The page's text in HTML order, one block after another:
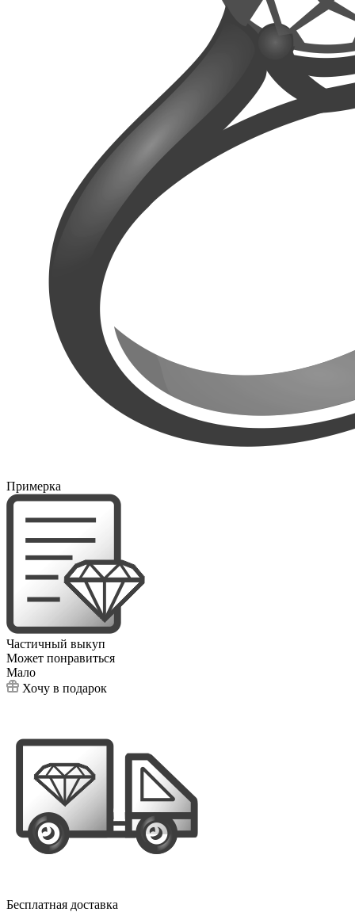
Примерка
Частичный выкуп
Может понравиться
Мало
Хочу в подарок
Бесплатная доставка